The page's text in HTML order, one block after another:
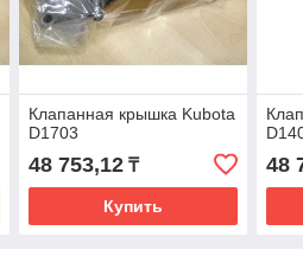
Клапанная крышка Kubota
D1703
48 753,12₸
Купить
48